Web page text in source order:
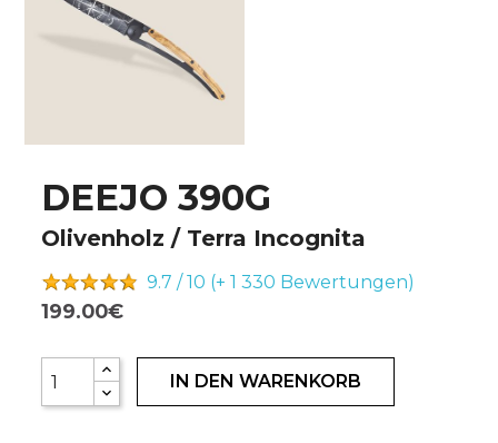
DEEJO 390G
Olivenholz / Terra Incognita
9.7 / 10 (+ 1 330 Bewertungen)
199.00€
IN DEN WARENKORB